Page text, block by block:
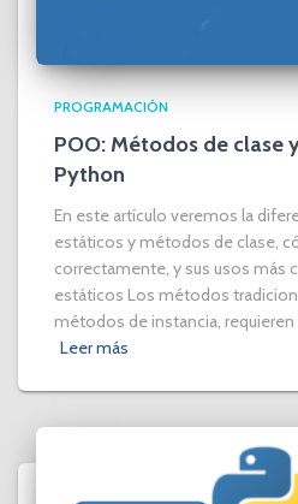
PROGRAMACIÓN
POO: Métodos de clase
Python
En este artículo veremos la
estáticos y métodos de clase,
correctamente, y sus usos más
estáticos Los métodos
métodos de instancia, requieren
Leer más